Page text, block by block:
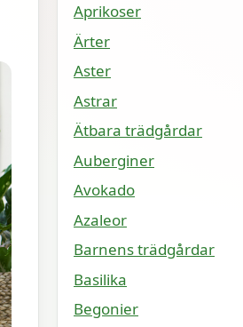
Aprikoser
Ärter
Aster
Astrar
Ätbara trädgårdar
Auberginer
Avokado
Azaleor
Barnens trädgårdar
Basilika
Begonier